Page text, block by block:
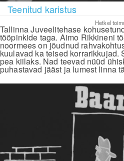
Teenitud karistus
Hetkel
Tallinna Juveelitehase
tööpinkide taga. Aimo Rikkineni
noormees on jõudnud
kuulavad ka teised korrarikkujad.
pea kiilaks. Nad teevad nüüd
puhastavad jääst ja lumest linna